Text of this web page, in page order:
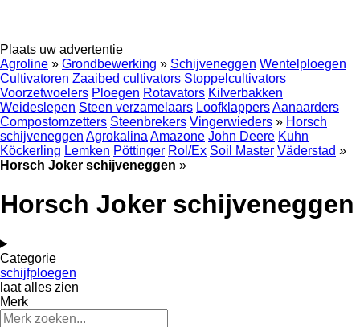
Plaats uw advertentie
Agroline » Grondbewerking » Schijveneggen Wentelploegen
Cultivatoren Zaaibed cultivators Stoppelcultivators
Voorzetwoelers Ploegen Rotavators Kilverbakken
Weideslepen Steen verzamelaars LoofklappersAanaarders
Compostomzetters Steenbrekers Vingerwieders » Horsch
schijveneggen Agrokalina Amazone John Deere Kuhn
Köckerling Lemken Pöttinger Rol/Ex Soil Master Väderstad »
Horsch Joker schijveneggen »
Horsch Joker schijveneggen
Categorie
schijfploegen
laat alles zien
Merk